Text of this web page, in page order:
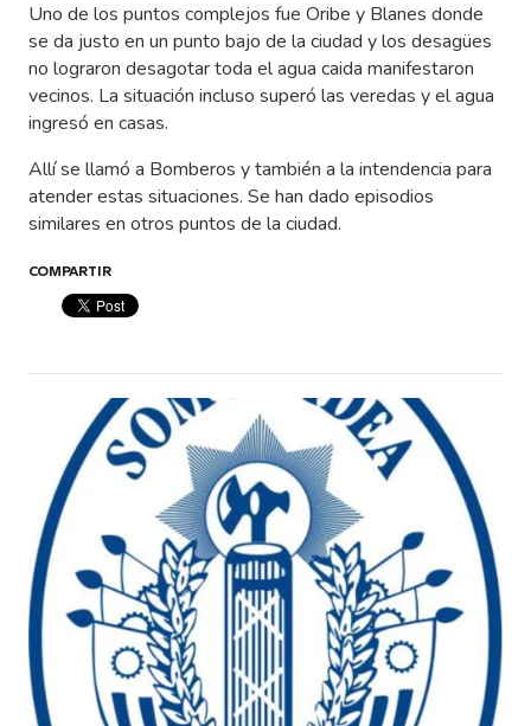
Uno de los puntos complejos fue Oribe y Blanes donde
se da justo en un punto bajo de la ciudad y los desagües
no lograron desagotar toda el agua caida manifestaron
vecinos. La situación incluso superó las veredas y el agua
ingresó en casas.
Allí se llamó a Bomberos y también a la intendencia para
atender estas situaciones. Se han dado episodios
similares en otros puntos de la ciudad.
COMPARTIR